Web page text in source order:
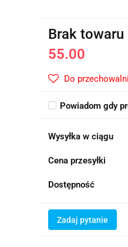
Brak towaru
55.00
Do przechowalni
Powiadom gdy
Wysyłka w ciągu
Cena przesyłki
Dostępność
Zadaj pytanie